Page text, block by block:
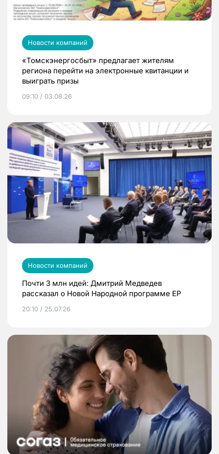
Новости компаний
«Томскэнергосбыт» предлагает жителям
региона перейти на электронные квитанции и
выиграть призы
09:10 / 03.08.26
Новости компаний
Почти 3 млн идей: Дмитрий Медведев
рассказал о Новой Народной программе ЕР
20:10 / 25.07.26